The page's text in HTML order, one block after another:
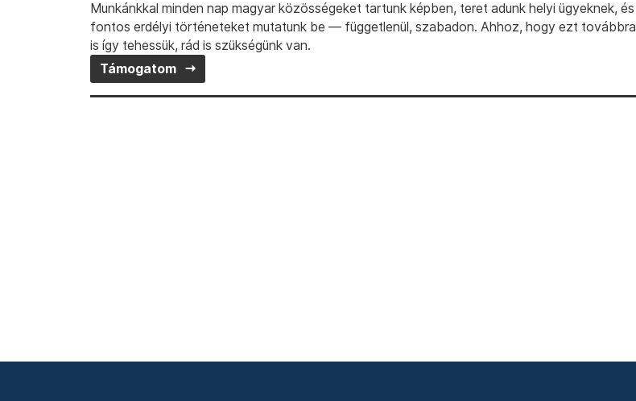
Munkánkkal minden nap magyar közösségeket tartunk képben, teret adunk helyi ügyeknek, és
fontos erdélyi történeteket mutatunk be — függetlenül, szabadon. Ahhoz, hogy ezt továbbra
is így tehessük, rád is szükségünk van.
Támogatom